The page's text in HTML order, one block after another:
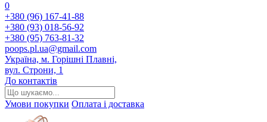
0
+380 (96) 167-41-88
+380 (93) 018-56-92
+380 (95) 763-81-32
poops.pl.ua@gmail.com
Україна, м. Горішні Плавні,
вул. Строни, 1
До контактів
Умови покупки Оплата і доставка